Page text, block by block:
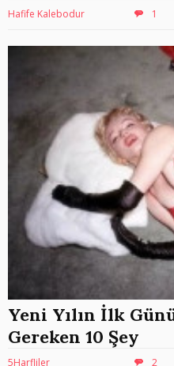
Hafife Kalebodur 1
Yeni Yılın İlk
Gereken 10 Şey
5Harfliler 2